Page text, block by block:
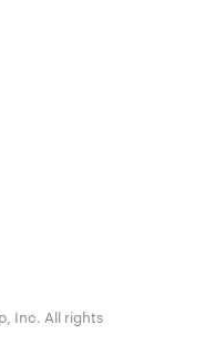
Inc. All rights